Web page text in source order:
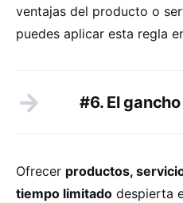
ventajas del producto o
puedes aplicar esta regla
#6. El
Ofrecer productos,
tiempo limitado despierta